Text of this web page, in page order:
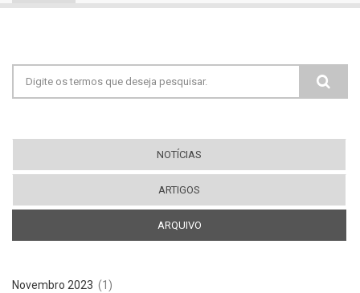
Formulário de busca
NOTÍCIAS
ARTIGOS
ARQUIVO
Novembro 2023 (1)